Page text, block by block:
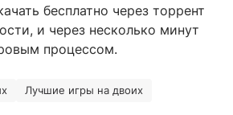
бесплатно через торрент
и через несколько минут
процессом.
Лучшие игры на двоих